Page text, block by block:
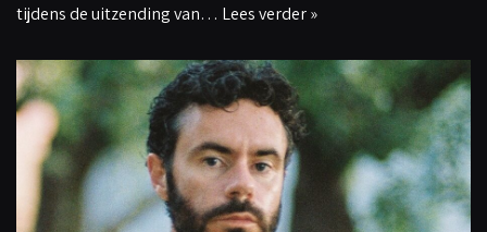
tijdens de uitzending van… Lees verder »